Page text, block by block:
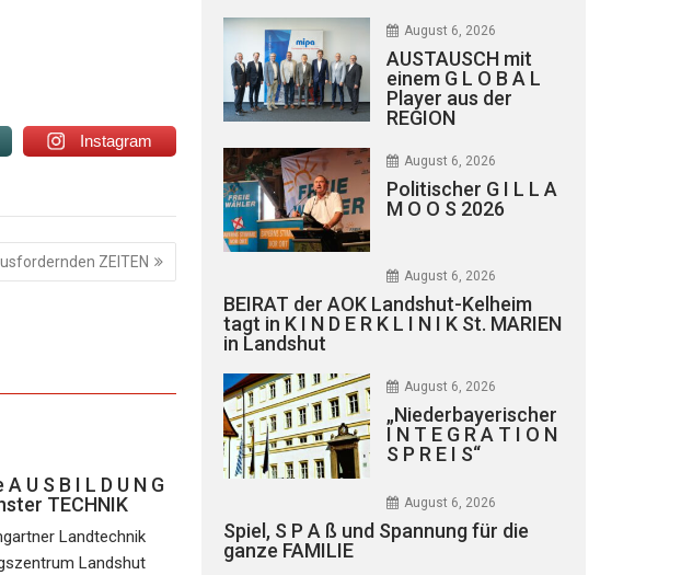
Instagram
ZEITEN
U S B I L D U N G
TECHNIK
Landtechnik
Landshut
August 6, 2026
AUSTAUSCH mit
einem G L O B A L
Player aus der
REGION
August 6, 2026
Politischer G I L L A
M O O S 2026
August 6, 2026
BEIRAT der AOK Landshut-Kelheim
tagt in K I N D E R K L I N I K St. MARIEN
in Landshut
August 6, 2026
„Niederbayerischer
I N T E G R A T I O N
S P R E I S“
August 6, 2026
Spiel, S P A ß und Spannung für die
ganze FAMILIE